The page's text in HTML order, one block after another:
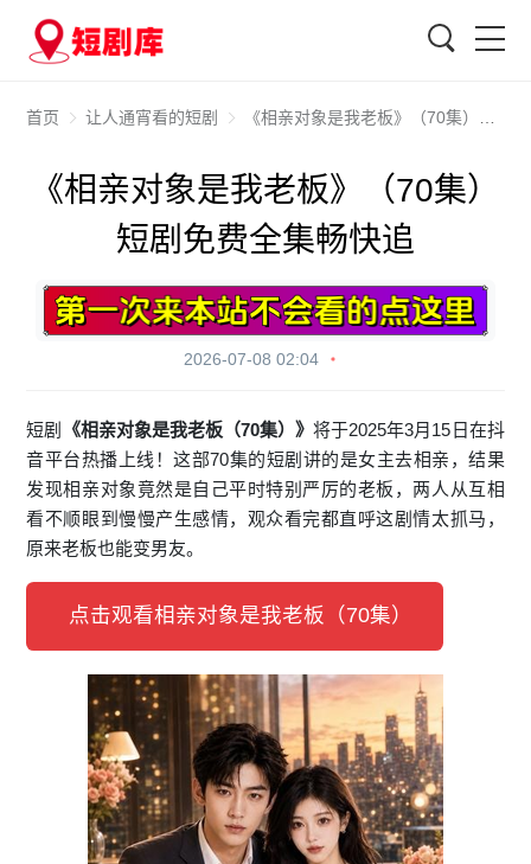
首页 让人通宵看的短剧 《相亲对象是我老板》（70集）短剧免费全集畅快追
《相亲对象是我老板》（70集）
短剧免费全集畅快追
2026-07-08 02:04
短剧 《相亲对象是我老板（70集）》将于2025年3月15日在抖
音平台热播上线！这部70集的短剧讲的是女主去相亲，结果
发现相亲对象竟然是自己平时特别严厉的老板，两人从互相
看不顺眼到慢慢产生感情，观众看完都直呼这剧情太抓马，
原来老板也能变男友。
点击观看相亲对象是我老板（70集）